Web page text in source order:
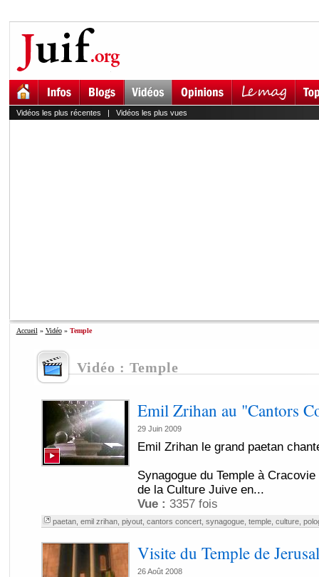
Vidéos les plus récentes | Vidéos les plus vues
Accueil » Vidéo» Temple
Vidéo : Temple
Emil Zrihan au "Cantors
29 Juin 2009
Emil Zrihan le grand paetan
Synagogue du Temple à
de la Culture Juive en...
Vue : 3357 fois
paetan, emil zrihan, piyout, cantors concert, synagogue, temple, culture,
Visite du Temple de
26 Août 2008